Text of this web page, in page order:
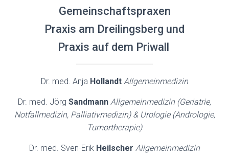
Gemeinschaftspraxen
Praxis am Dreilingsberg und
Praxis auf dem Priwall
Dr. med. Anja Hollandt Allgemeinmedizin
Dr. med. Jörg Sandmann Allgemeinmedizin (Geriatrie,
Notfallmedizin, Palliativmedizin) & Urologie (Andrologie,
Tumortherapie)
Dr. med. Sven-Erik Heilscher Allgemeinmedizin